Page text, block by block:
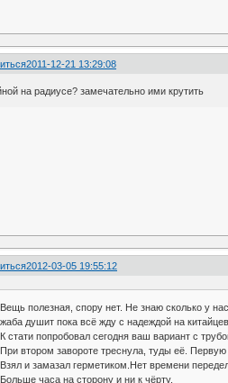
2011-12-21 13:29:08
на радиусе? замечательно ими крутить
2012-03-05 19:55:12
Вещь полезная, спору нет. Не знаю сколько у
жаба душит пока всё жду с надеждой на
К стати попробовал сегодня ваш вариант с
При втором завороте треснула, туды её.
Взял и замазал герметиком.Нет времени
Больше часа на сторону и ни к чёрту.